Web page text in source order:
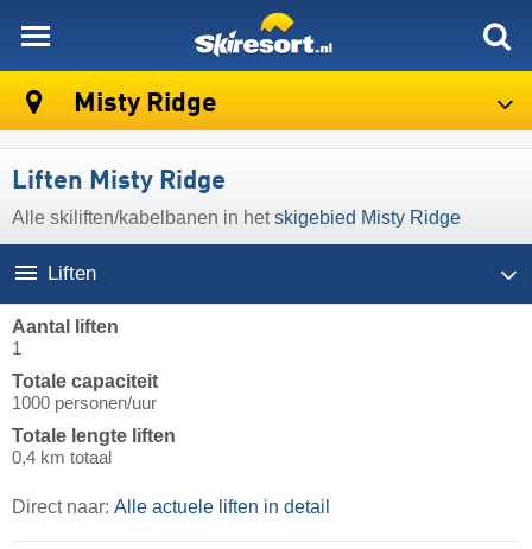
Misty Ridge
Liften Misty Ridge
Alle skiliften/kabelbanen in hetskigebied Misty Ridge
Liften
Aantal liften
1
Totale capaciteit
1000 personen/uur
Totale lengte liften
0,4 km totaal
Direct naar: Alle actuele liften in detail